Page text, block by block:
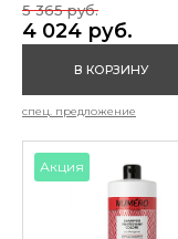
4 024 руб.
5 365 руб.
В КОРЗИНУ
спец. предложение
Акция